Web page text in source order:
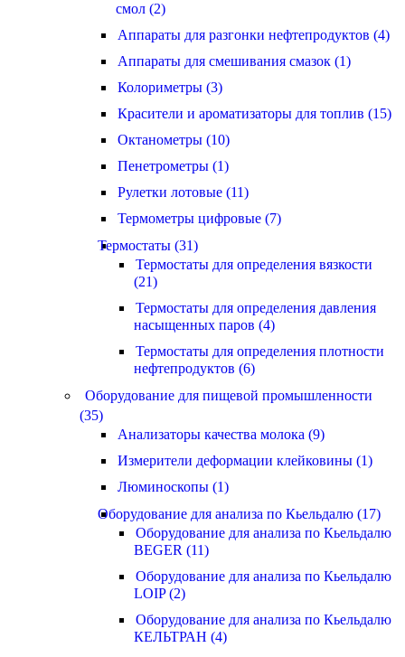
смол (2)
Аппараты для разгонки нефтепродуктов (4)
Аппараты для смешивания смазок (1)
Колориметры (3)
Красители и ароматизаторы для топлив (15)
Октанометры (10)
Пенетрометры (1)
Рулетки лотовые (11)
Термометры цифровые (7)
Термостаты (31)
Термостаты для определения вязкости
(21)
Термостаты для определения давления
насыщенных паров (4)
Термостаты для определения плотности
нефтепродуктов (6)
Оборудование для пищевой промышленности
(35)
Анализаторы качества молока (9)
Измерители деформации клейковины (1)
Люминоскопы (1)
Оборудование для анализа по Кьельдалю (17)
Оборудование для анализа по Кьельдалю
BEGER (11)
Оборудование для анализа по Кьельдалю
LOIP (2)
Оборудование для анализа по Кьельдалю
КЕЛЬТРАН (4)